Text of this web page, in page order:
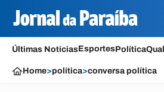
Últimas NotíciasEsportesPolítica
Home>política>conversa política